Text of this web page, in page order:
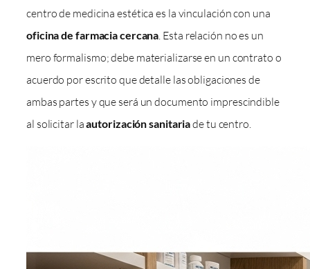
centro de medicina estética es la vinculación con una
oficina de farmacia cercana . Esta relación no es un
mero formalismo; debe materializarse en un contrato o
acuerdo por escrito que detalle las obligaciones de
ambas partes y que será un documento imprescindible
al solicitar laautorización sanitariade tu centro.